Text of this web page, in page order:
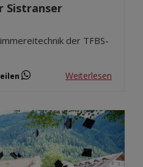
Sistranser
der TFBS-
Weiterlesen